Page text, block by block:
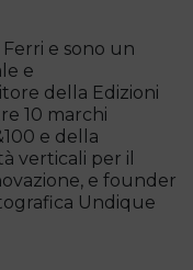
Ferri e sono un
e
della Edizioni
10 marchi
e della
verticali per il
e founder
Undique